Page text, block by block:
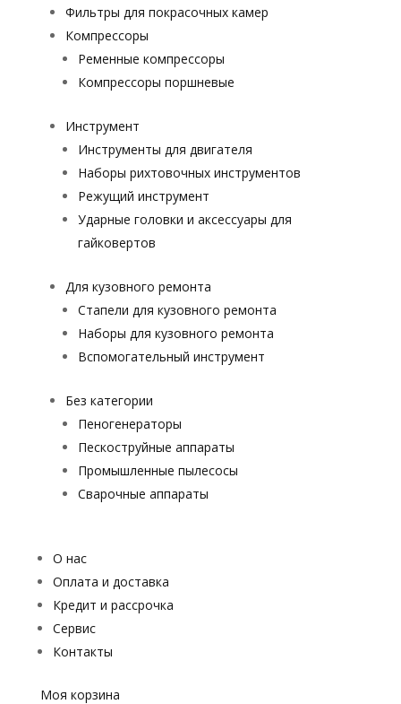
Фильтры для покрасочных камер
Компрессоры
Ременные компрессоры
Компрессоры поршневые
Инструмент
Инструменты для двигателя
Наборы рихтовочных инструментов
Режущий инструмент
Ударные головки и аксессуары для
гайковертов
Для кузовного ремонта
Стапели для кузовного ремонта
Наборы для кузовного ремонта
Вспомогательный инструмент
Без категории
Пеногенераторы
Пескоструйные аппараты
Промышленные пылесосы
Сварочные аппараты
О нас
Оплата и доставка
Кредит и рассрочка
Сервис
Контакты
Моя корзина